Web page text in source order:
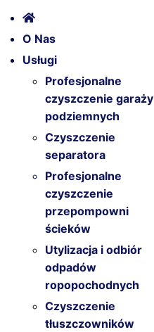
O Nas
Usługi
Profesjonalne
czyszczenie garaży
podziemnych
Czyszczenie
separatora
Profesjonalne
czyszczenie
przepompowni
ścieków
Utylizacja i odbiór
odpadów
ropopochodnych
Czyszczenie
tłuszczowników